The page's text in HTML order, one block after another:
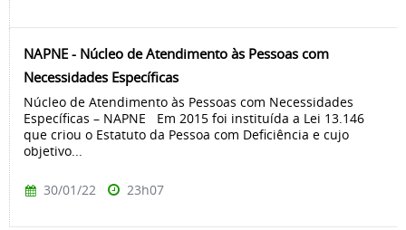
NAPNE - Núcleo de Atendimento às Pessoas com
Necessidades Específicas
Núcleo de Atendimento às Pessoas com Necessidades
Específicas – NAPNE Em 2015 foi instituída a Lei 13.146
que criou o Estatuto da Pessoa com Deficiência e cujo
objetivo...
30/01/22 23h07